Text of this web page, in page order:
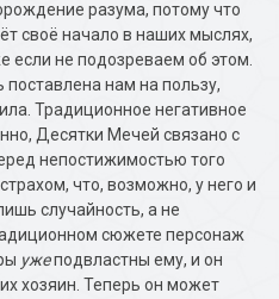
разума, потому что
своё начало в наших мыслях,
не подозреваем об этом.
нам на пользу,
Традиционное негативное
Десятки Мечей связано с
непостижимостью того
что, возможно, у него и
случайность, а не
сюжете персонаж
ужеподвластны ему, и он
хозяин. Теперь он может